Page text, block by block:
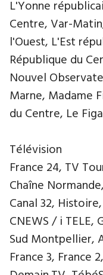
L'Yonne
Centre, Var-
l'Ouest, L'Est
République du
Nouvel
Marne, Madame
du Centre, Le
Télévision
France 24, TV
Chaîne
Canal 32,
CNEWS / i TELE,
Sud Montpellier,
France 3, France